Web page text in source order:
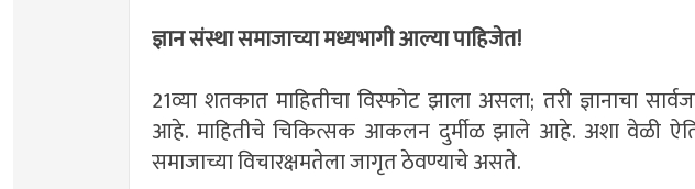
ज्ञान संस्था समाजाच्या मध्यभागी आल्या पाहिजेत!
21व्या शतकात माहितीचा विस्फोट झाला असला; तरी ज्ञानाचा
आहे. माहितीचे चिकित्सक आकलन दुर्मीळ झाले आहे. अशा वेळी
समाजाच्या विचारक्षमतेला जागृत ठेवण्याचे असते.